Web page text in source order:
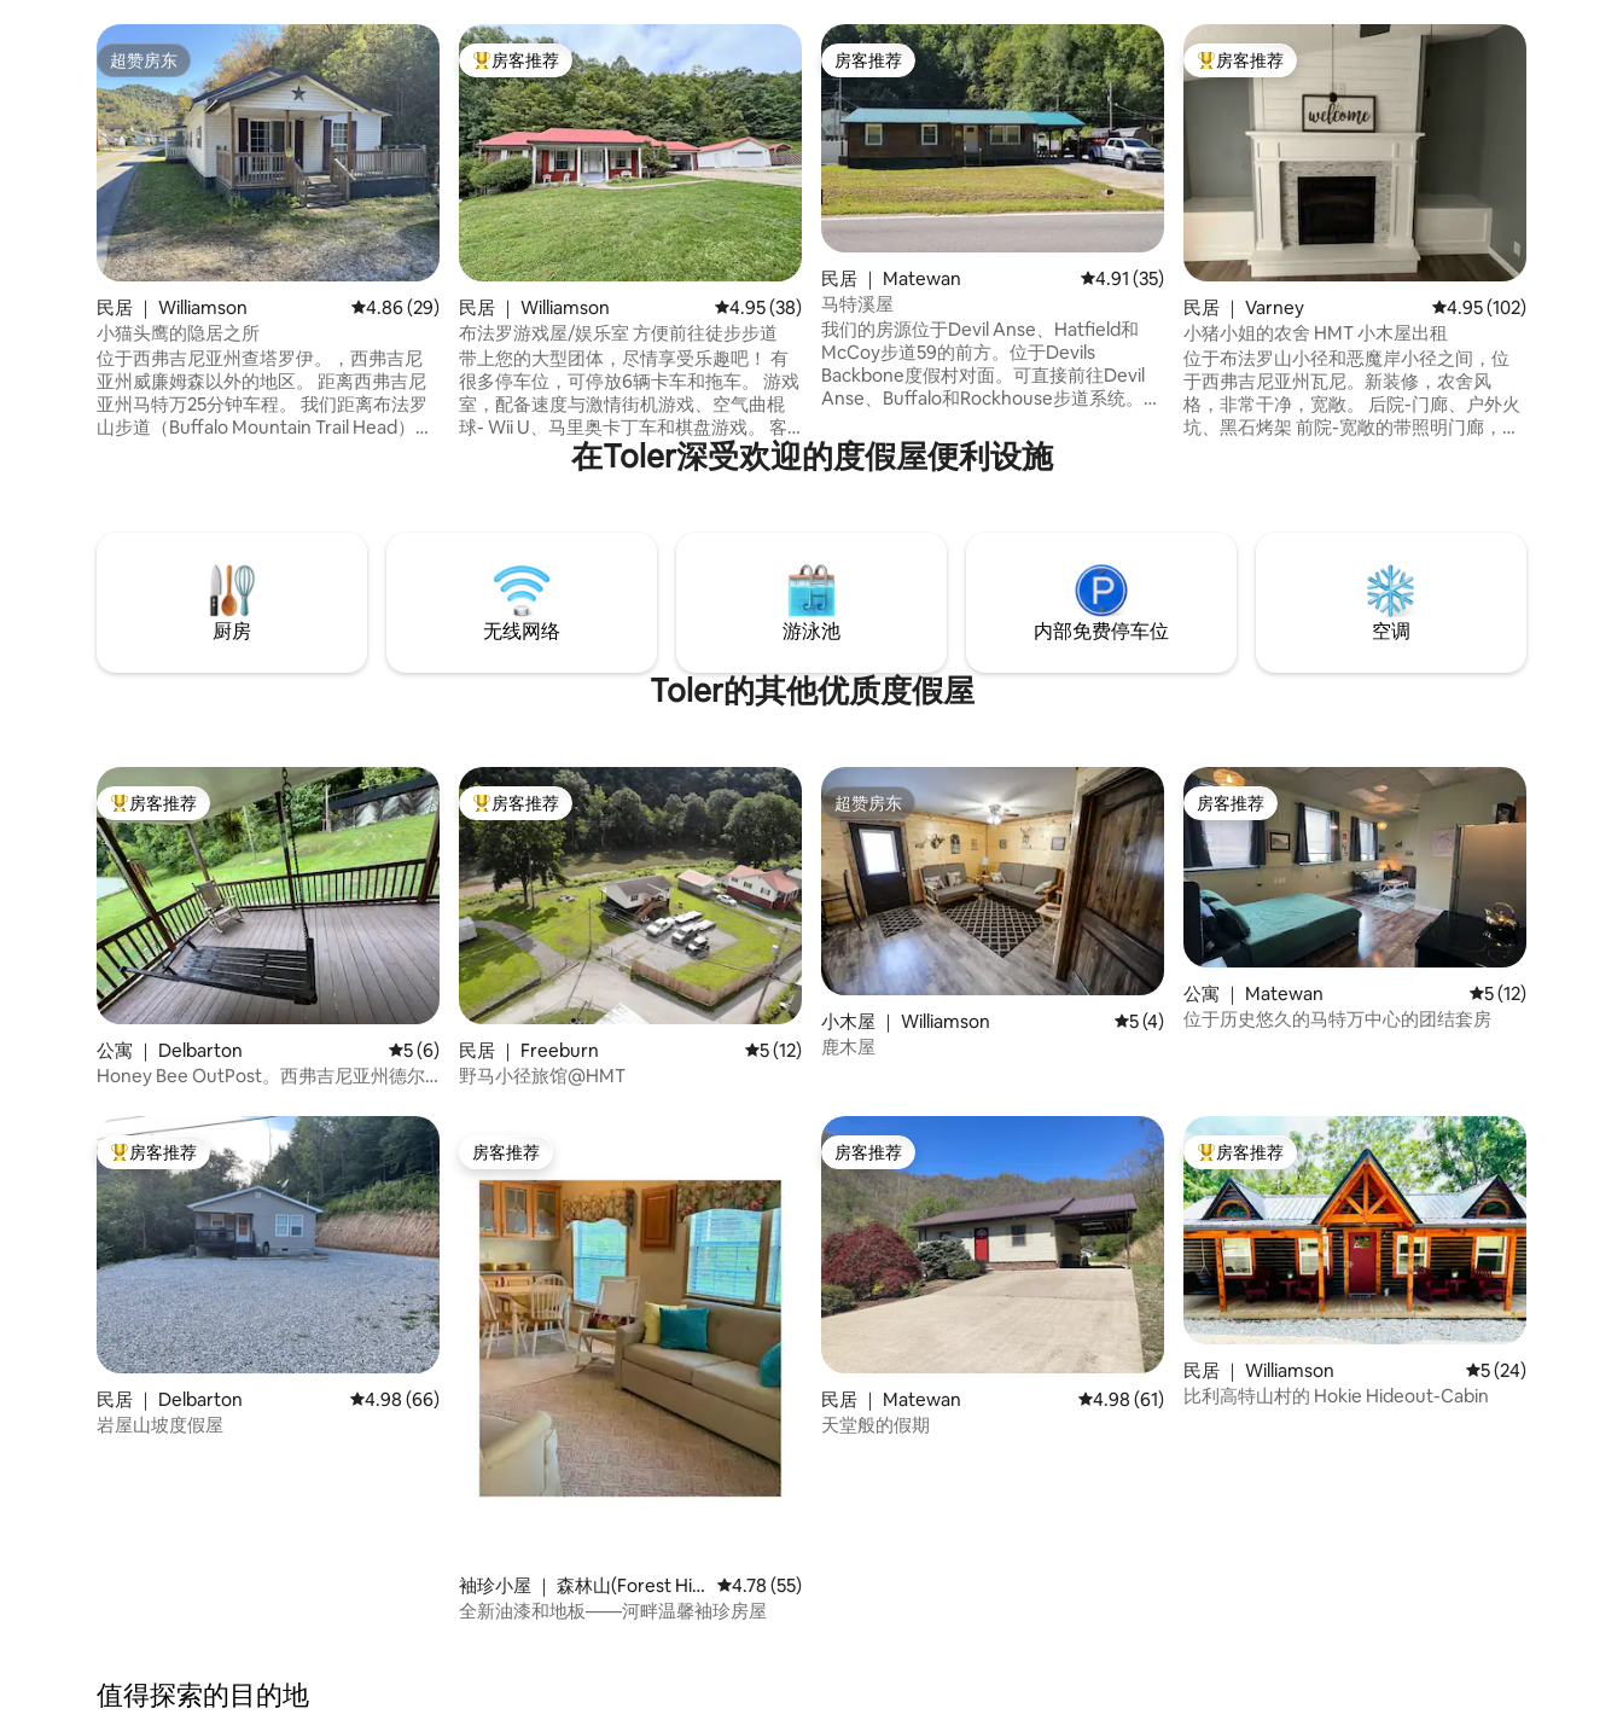
超赞房东
超赞房东
民居 ｜ Williamson 平均评分 4.86 分（满分 5 分），共 29 条评价
4.86 (29)
小猫头鹰的隐居之所
位于西弗吉尼亚州查塔罗伊。，西弗吉尼
亚州威廉姆森以外的地区。 距离西弗吉尼
亚州马特万25分钟车程。 我们距离布法罗
山步道（Buffalo Mountain Trail Head）约
菲尔德和麦科伊步道通行证。 我们距离商
店、餐厅和其他加油站不到5英里。
热门「房客推荐」
房客推荐
民居 ｜ Williamson 平均评分 4.95 分（满分 5 分），共 38 条评价
4.95 (38)
布法罗游戏屋/娱乐室 方便前往徒步步道
带上您的大型团体，尽情享受乐趣吧！ 有
很多停车位，可停放6辆卡车和拖车。 游戏
室，配备速度与激情街机游戏、空气曲棍
球- Wii U、马里奥卡丁车和棋盘游戏。 客
厅设有65英寸Roku电视，可容纳8人，让
2.5英里。 距离水牛山步道起点3.5英里，距
离非法步道1英里。 来吧，放松身心，努力
玩耍！
房客推荐
房客推荐
民居 ｜ Matewan 平均评分 4.91 分（满分 5 分），共 35 条评价
4.91 (35)
马特溪屋
我们的房源位于Devil Anse、Hatfield和
McCoy步道59的前方。位于Devils
Backbone度假村对面。可直接前往Devil
Anse、Buffalo和Rockhouse步道系统。我
调、设备齐全的厨房、配备有线网络和无
线网络的舒适起居室。我们提供所有床上
卫生间。停车位充足。
热门「房客推荐」
房客推荐
民居 ｜ Varney 平均评分 4.95 分（满
4.95 (102)
小猪小姐的农舍 HMT 小木屋出租
位于布法罗山小径和恶魔岸小径之间，位
于西弗吉尼亚州瓦尼。新装修，农舍风
格，非常干净，宽敞。 后院-门廊、户外火
坑、黑石烤架 前院-宽敞的带照明门廊，带
在Toler深受欢迎的度假屋便利设施
厨房 无线网络 游泳池 内部免费停车位 空调
Toler的其他优质度假屋
热门「房客推荐」
房客推荐
公寓 ｜ Delbarton 平均评分 5 分（满分 5 分），共 6 条评价
5 (6)
Honey Bee OutPost。西弗吉尼亚州德尔
热门「房客推荐」
房客推荐
民居 ｜ Freeburn 平均评分 5 分（满分 5 分），共 12 条评价
5 (12)
野马小径旅馆@HMT
超赞房东
超赞房东
小木屋 ｜ Williamson 平均评分 5 分（满分 5 分），共 4 条评价
5 (4)
鹿木屋
房客推荐
房客推荐
公寓 ｜ Matewan 平均评分 5 分（满
5 (12)
位于历史悠久的马特万中心的团结套房
热门「房客推荐」
房客推荐
民居 ｜ Delbarton 平均评分 4.98 分（满分 5 分），共 66 条评价
4.98 (66)
岩屋山坡度假屋
房客推荐
房客推荐
袖珍小屋 ｜ 森林山(Forest Hill
s)
平均评分 4.78 分（满分 5 分），共 55 条评价
4.78 (55)
全新油漆和地板——河畔温馨袖珍房屋
房客推荐
房客推荐
民居 ｜ Matewan 平均评分 4.98 分（满分 5 分），共 61 条评价
4.98 (61)
天堂般的假期
热门「房客推荐」
房客推荐
民居 ｜ Williamson 平均评分 5 分（满
5 (24)
比利高特山村的 Hokie Hideout-Cabin
值得探索的目的地